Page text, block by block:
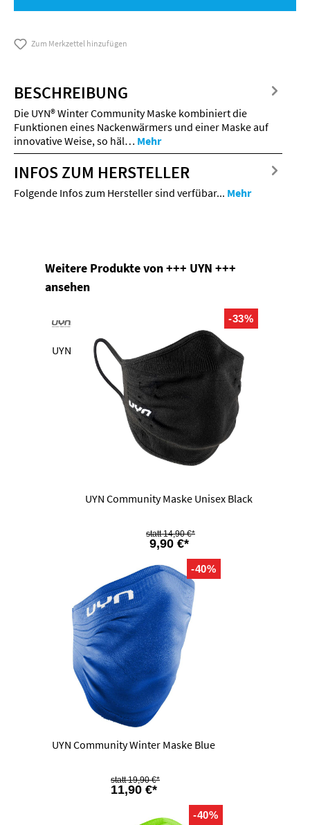
Zum Merkzettel hinzufügen
BESCHREIBUNG
Die UYN® Winter Community Maske kombiniert die
Funktionen eines Nackenwärmers und einer Maske auf
innovative Weise, so häl… Mehr
INFOS ZUM HERSTELLER
Folgende Infos zum Hersteller sind verfübar... Mehr
Produktgalerie überspringen
Weitere Produkte von +++ UYN +++
ansehen
UYN
-33%
UYN Community Maske Unisex Black
9,90 €*
14,90 €*
-40%
UYN Community Winter Maske Blue
11,90 €*
19,90 €*
-40%